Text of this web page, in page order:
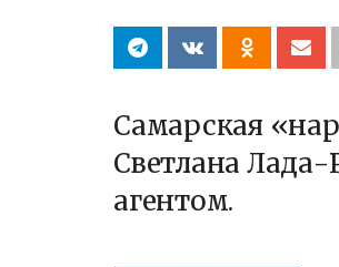
Самарская
Светлана Лада-
агентом.